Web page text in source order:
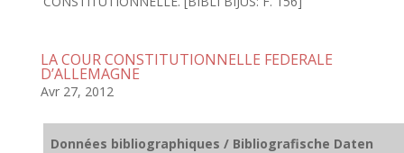
LA COUR CONSTITUTIONNELLE FEDERALE
D’ALLEMAGNE
Avr 27, 2012
Données bibliographiques / Bibliografische Daten